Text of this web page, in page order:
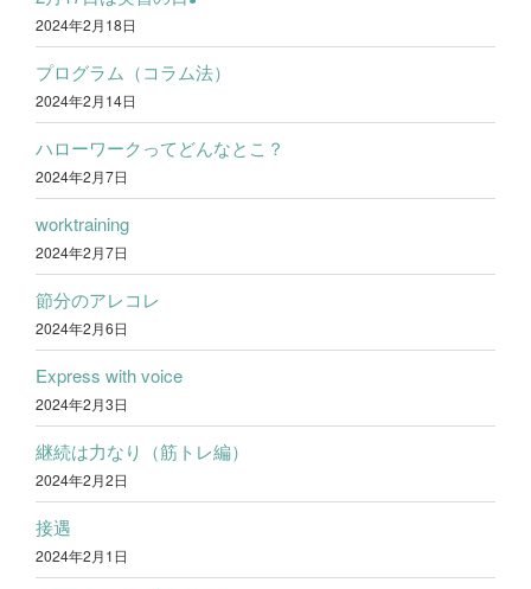
2024年2月18日
プログラム（コラム法）
2024年2月14日
ハローワークってどんなとこ？
2024年2月7日
worktraining
2024年2月7日
節分のアレコレ
2024年2月6日
Express with voice
2024年2月3日
継続は力なり（筋トレ編）
2024年2月2日
接遇
2024年2月1日